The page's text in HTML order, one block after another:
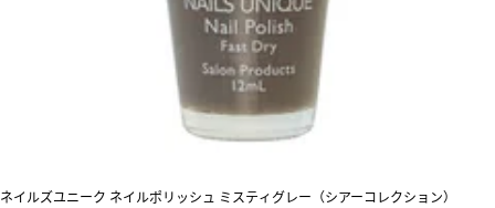
ネイルズユニーク ネイルポリッシュ ミスティグレー（シアーコレクション）